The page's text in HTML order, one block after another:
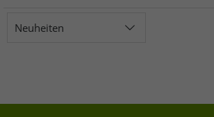
Neuheiten